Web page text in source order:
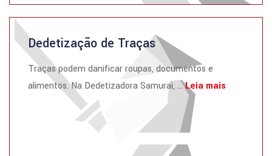
Dedetização de Traças
Traças podem danificar roupas, documentos e
alimentos. Na Dedetizadora Samurai, ...Leia mais